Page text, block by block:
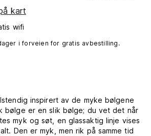
kart
wifi‎
i forveien for gratis avbestilling.
inspirert av de myke bølgene
bølge er en slik bølge; du vet det når
myk og søt, en glassaktig linje vises
Den er myk, men rik på samme tid